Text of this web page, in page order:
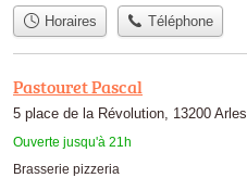
Horaires Téléphone
Pastouret Pascal
5 place de la Révolution, 13200 Arles
Ouverte jusqu'à 21h
Brasserie pizzeria